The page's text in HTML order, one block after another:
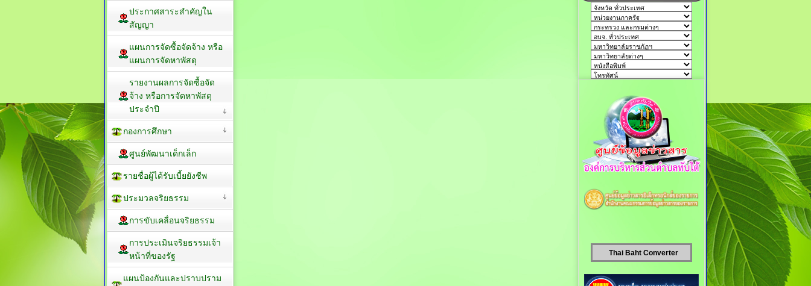
ประกาศสาระสำคัญใน
สัญญา
แผนการจัดซื้อจัดจ้าง หรือ
แผนการจัดหาพัสดุ
รายงานผลการจัดซื้อจัด
จ้าง หรือการจัดหาพัสดุ
ประจำปี
กองการศึกษา
ศูนย์พัฒนาเด็กเล็ก
รายชื่อผู้ได้รับเบี้ยยังชีพ
ประมวลจริยธรรม
การขับเคลื่อนจริยธรรม
การประเมินจริยธรรมเจ้า
หน้าที่ของรัฐ
แผนป้องกันและปราบปราม
Thai Baht Converter